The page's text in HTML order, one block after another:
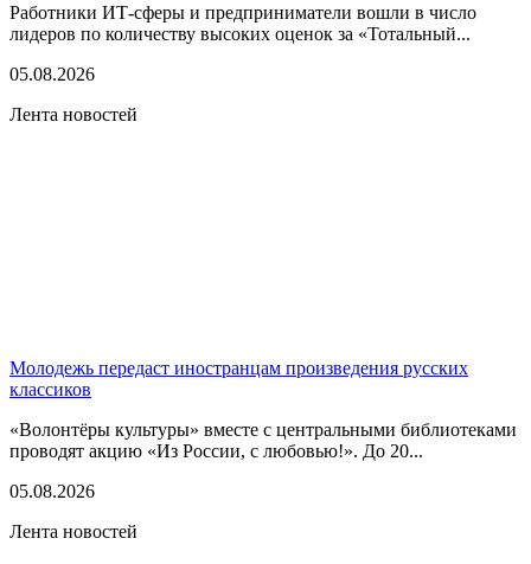
Работники ИТ-сферы и предприниматели вошли в число
лидеров по количеству высоких оценок за «Тотальный...
05.08.2026
Лента новостей
Молодежь передаст иностранцам произведения русских
классиков
«Волонтёры культуры» вместе с центральными библиотеками
проводят акцию «Из России, с любовью!». До 20...
05.08.2026
Лента новостей